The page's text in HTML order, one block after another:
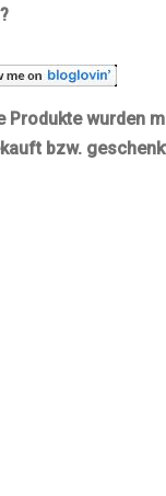
Produkte wurden
bzw.